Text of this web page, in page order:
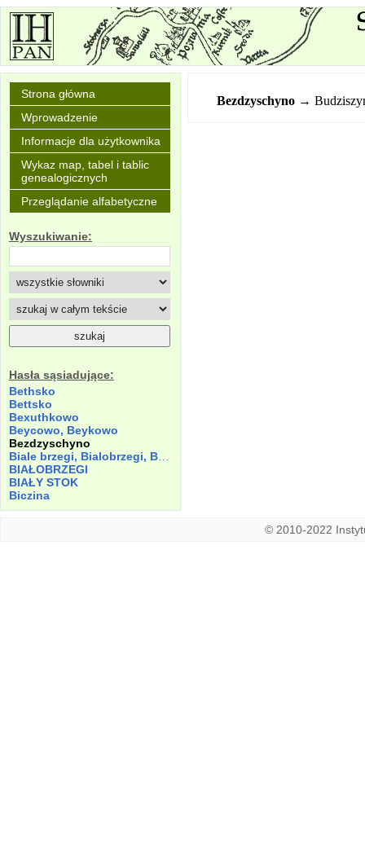
Strona główna
Wprowadzenie
Informacje dla użytkownika
Wykaz map, tabel i tablic
genealogicznych
Przeglądanie alfabetyczne
Wyszukiwanie:
Hasła sąsiadujące:
Bethsko
Bettsko
Bexuthkowo
Beycowo, Beykowo
Bezdzyschyno
BIAŁOBRZEGI
BIAŁY STOK
Biczina
Bezdzyschyno →
© 2010-2022